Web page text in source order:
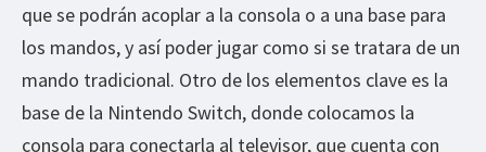
que se podrán acoplar a la consola o a una base para
los mandos, y así poder jugar como si se tratara de un
mando tradicional. Otro de los elementos clave es la
base de la Nintendo Switch, donde colocamos la
consola para conectarla al televisor, que cuenta con